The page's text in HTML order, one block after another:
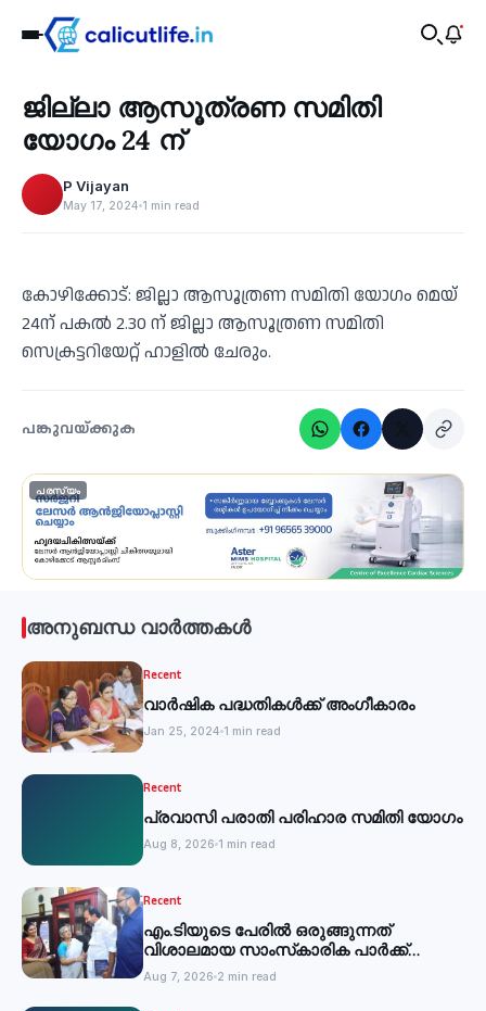
‹
Recent
ജില്ലാ ആസൂത്രണ സമിതി
യോഗം 24 ന്
P Vijayan
May 17, 2024 1 min read
കോഴിക്കോട്: ജില്ലാ ആസൂത്രണ സമിതി യോഗം മെയ്
24ന് പകൽ 2.30 ന് ജില്ലാ ആസൂത്രണ സമിതി
സെക്രട്ടറിയേറ്റ് ഹാളില്‍ ചേരും.
പങ്കുവയ്ക്കുക
പരസ്യം
അനുബന്ധ വാർത്തകൾ
Recent
വാർഷിക പദ്ധതികൾക്ക് അംഗീകാരം
Jan 25, 2024 1 min read
Recent
പ്രവാസി പരാതി പരിഹാര സമിതി യോഗം
Aug 8, 2026 1 min read
Recent
എം.ടിയുടെ പേരില്‍ ഒരുങ്ങുന്നത്
വിശാലമായ സാംസ്‌കാരിക പാര്‍ക്ക്
-മന്ത്രി
Aug 7, 2026 2 min read